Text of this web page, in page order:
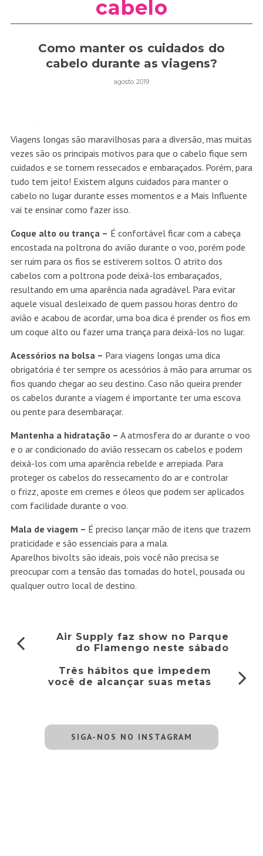
cabelo
Como manter os cuidados do
cabelo durante as viagens?
agosto 2019
Viagens longas são maravilhosas para a diversão, mas muitas
vezes são os principais motivos para que o cabelo fique sem
cuidados e se tornem ressecados e embaraçados. Porém, para
tudo tem jeito! Existem alguns cuidados para manter o
cabelo no lugar durante esses momentos e a Mais Influente
vai te ensinar como fazer isso.
Coque alto ou trança – É confortável ficar com a cabeça
encostada na poltrona do avião durante o voo, porém pode
ser ruim para os fios se estiverem soltos. O atrito dos
cabelos com a poltrona pode deixá-los embaraçados,
resultando em uma aparência nada agradável. Para evitar
aquele visual desleixado de quem passou horas dentro do
avião e acabou de acordar, uma boa dica é prender os fios em
um coque alto ou fazer uma trança para deixá-los no lugar.
Acessórios na bolsa – Para viagens longas uma dica
obrigatória é ter sempre os acessórios à mão para arrumar os
fios quando chegar ao seu destino. Caso não queira prender
os cabelos durante a viagem é importante ter uma escova
ou pente para desembaraçar.
Mantenha a hidratação – A atmosfera do ar durante o voo
e o ar condicionado do avião ressecam os cabelos e podem
deixá-los com uma aparência rebelde e arrepiada. Para
proteger os cabelos do ressecamento do ar e controlar
o frizz, aposte em cremes e óleos que podem ser aplicados
com facilidade durante o voo.
Mala de viagem – É preciso lançar mão de itens que trazem
praticidade e são essenciais para a mala.
Aparelhos bivolts são ideais, pois você não precisa se
preocupar com a tensão das tomadas do hotel, pousada ou
qualquer outro local de destino.
Air Supply faz show no Parque
do Flamengo neste sábado
Três hábitos que impedem
você de alcançar suas metas
SIGA-NOS NO INSTAGRAM